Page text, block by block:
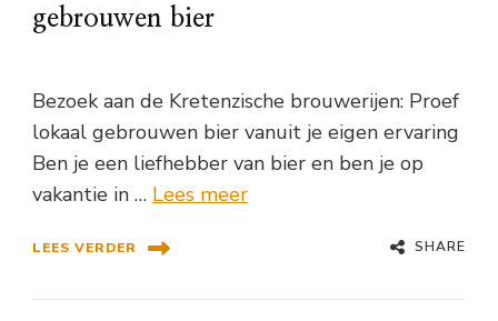
gebrouwen bier
Bezoek aan de Kretenzische brouwerijen: Proef
lokaal gebrouwen bier vanuit je eigen ervaring
Ben je een liefhebber van bier en ben je op
vakantie in … Lees meer
LEES VERDER SHARE